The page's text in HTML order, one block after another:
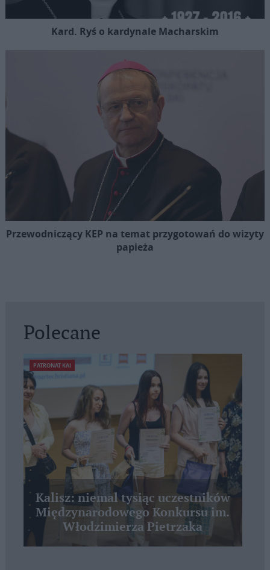
Kard. Ryś o kardynale Macharskim
Przewodniczący KEP na temat przygotowań do wizyty
papieża
Polecane
PATRONAT KAI
Kalisz: niemal tysiąc uczestników
Międzynarodowego Konkursu im.
Włodzimierza Pietrzaka